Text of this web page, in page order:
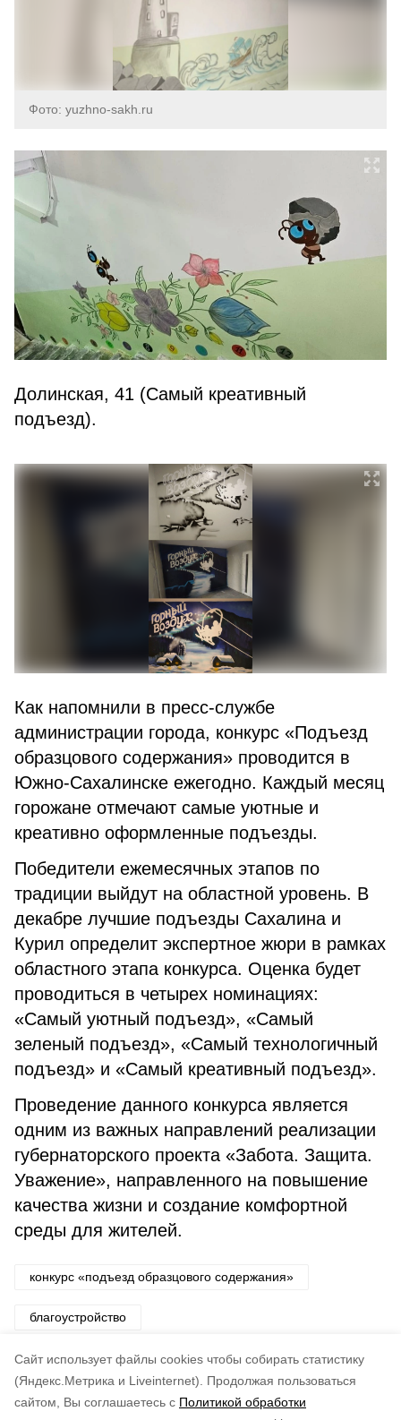
Cайт использует файлы cookies чтобы собирать статистику
(Яндекс.Метрика и Liveinternet).
Продолжая пользоваться
сайтом, Вы соглашаетесь с Политикой обработки
Фото: yuzhno-sakh.ru
Долинская, 41 (Самый креативный
подъезд).
Как напомнили в пресс-службе
администрации города, конкурс «Подъезд
образцового содержания» проводится в
Южно-Сахалинске ежегодно. Каждый месяц
горожане отмечают самые уютные и
креативно оформленные подъезды.
Победители ежемесячных этапов по
традиции выйдут на областной уровень. В
декабре лучшие подъезды Сахалина и
Курил определит экспертное жюри в рамках
областного этапа конкурса. Оценка будет
проводиться в четырех номинациях:
«Самый уютный подъезд», «Самый
зеленый подъезд», «Самый технологичный
подъезд» и «Самый креативный подъезд».
Проведение данного конкурса является
одним из важных направлений реализации
губернаторского проекта «Забота. Защита.
Уважение», направленного на повышение
качества жизни и создание комфортной
среды для жителей.
конкурс «подъезд образцового содержания»
благоустройство
региональный проект «забота. защита. уважение»